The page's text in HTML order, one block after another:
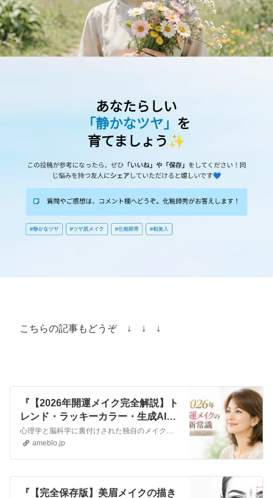
こちらの記事もどうぞ ↓ ↓ ↓
『【2026年開運メイク完全解説】ト
レンド・ラッキーカラー・生成AIが
美容業界を変える理由』
心理学と脳科学に裏付けされた独自のメイクアップ法で、お仕事をされている女性の集客や成約率、売上を上げるためのビジネスメイクアップ専門家の化粧師秀です。 ▼化粧…
ameblo.jp
『【完全保存版】美眉メイクの描き